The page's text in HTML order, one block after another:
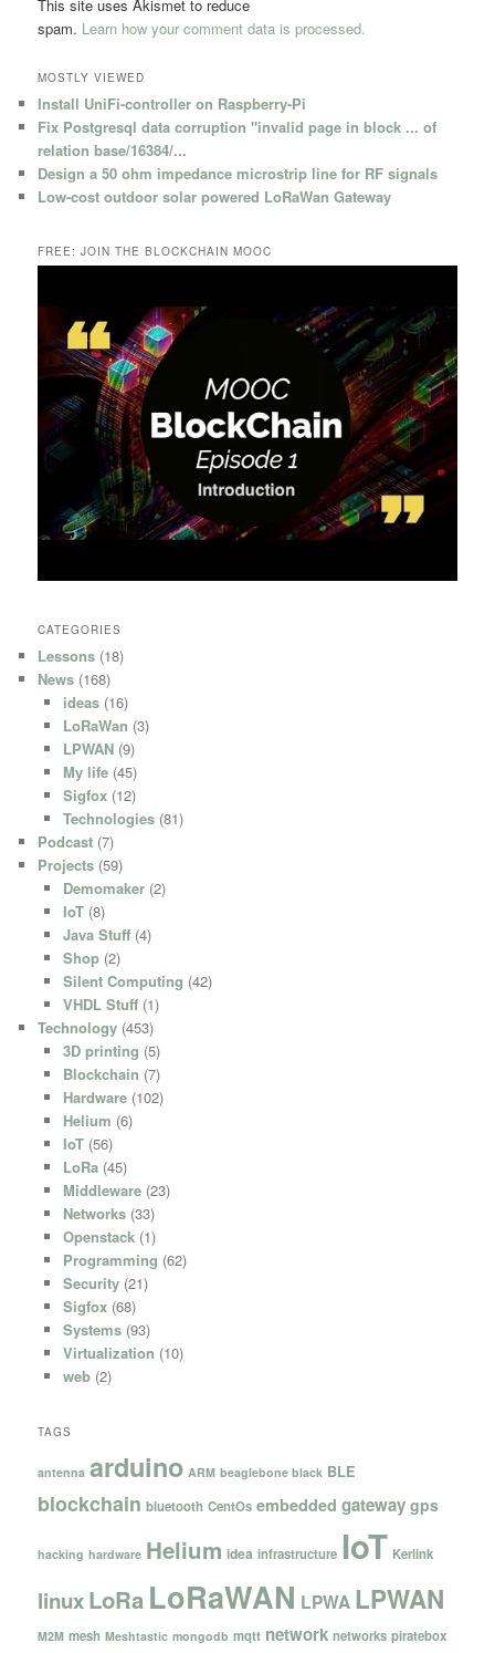
This site uses Akismet to reduce
spam. Learn how your comment data is processed.
MOSTLY VIEWED
Install UniFi-controller on Raspberry-Pi
Fix Postgresql data corruption "invalid page in block ... of
relation base/16384/...
Design a 50 ohm impedance microstrip line for RF signals
Low-cost outdoor solar powered LoRaWan Gateway
FREE: JOIN THE BLOCKCHAIN MOOC
CATEGORIES
Lessons (18)
News (168)
ideas(16)
LoRaWan (3)
LPWAN(9)
My life(45)
Sigfox(12)
Technologies(81)
Podcast (7)
Projects (59)
Demomaker(2)
IoT(8)
Java Stuff(4)
Shop(2)
Silent Computing (42)
VHDL Stuff(1)
Technology (453)
3D printing (5)
Blockchain (7)
Hardware(102)
Helium (6)
IoT(56)
LoRa(45)
Middleware(23)
Networks(33)
Openstack(1)
Programming (62)
Security(21)
Sigfox(68)
Systems(93)
Virtualization (10)
web(2)
TAGS
antenna arduino ARM beaglebone black BLE
blockchain bluetooth CentOs embedded gateway gps
hacking hardware Helium idea infrastructure IoT Kerlink
linuxLoRa LoRaWAN LPWA LPWAN
M2M mesh Meshtastic mongodb mqtt network networks piratebox